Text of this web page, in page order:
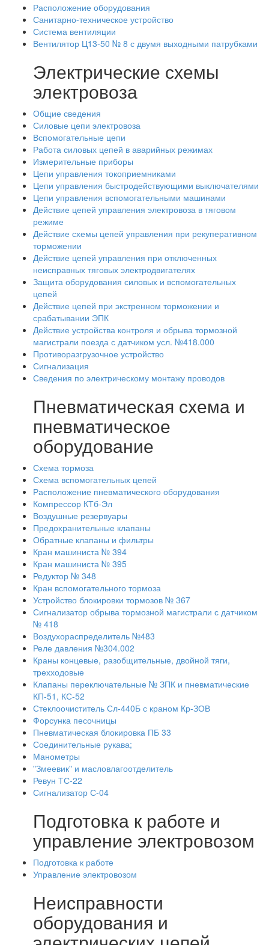
Расположение оборудования
Санитарно-техническое устройство
Система вентиляции
Вентилятор Ц13-50 № 8 с двумя выходными патрубками
Электрические схемы
электровоза
Общие сведения
Силовые цепи электровоза
Вспомогательные цепи
Работа силовых цепей в аварийных режимах
Измерительные приборы
Цепи управления токоприемниками
Цепи управления быстродействующими выключателями
Цепи управления вспомогательными машинами
Действие цепей управления электровоза в тяговом
режиме
Действие схемы цепей управления при рекуперативном
торможении
Действие цепей управления при отключенных
неисправных тяговых электродвигателях
Защита оборудования силовых и вспомогательных
цепей
Действие цепей при экстренном торможении и
срабатывании ЭПК
Действие устройства контроля и обрыва тормозной
магистрали поезда с датчиком усл. №418.000
Противоразгрузочное устройство
Сигнализация
Сведения по электрическому монтажу проводов
Пневматическая схема и
пневматическое
оборудование
Схема тормоза
Схема вспомогательных цепей
Расположение пневматического оборудования
Компрессор КТб-Эл
Воздушные резервуары
Предохранительные клапаны
Обратные клапаны и фильтры
Кран машиниста № 394
Кран машиниста № 395
Редуктор № 348
Кран вспомогательного тормоза
Устройство блокировки тормозов № 367
Сигнализатор обрыва тормозной магистрали с датчиком
№ 418
Воздухораспределитель №483
Реле давления №304.002
Краны концевые, разобщительные, двойной тяги,
трехходовые
Клапаны переключательные № ЗПК и пневматические
КП-51, КС-52
Стеклоочиститель Сл-440Б с краном Кр-ЗОВ
Форсунка песочницы
Пневматическая блокировка ПБ 33
Соединительные рукава;
Манометры
"Змеевик" и масловлагоотделитель
Ревун ТС-22
Сигнализатор С-04
Подготовка к работе и
управление электровозом
Подготовка к работе
Управление электровозом
Неисправности
оборудования и